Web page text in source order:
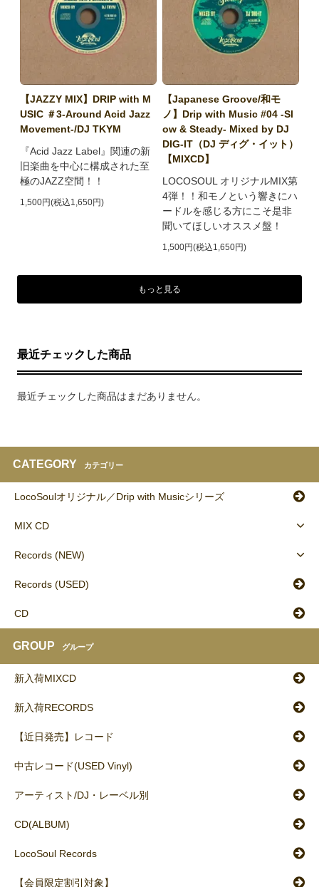
【JAZZY MIX】DRIP with M
USIC ＃3-Around Acid Jazz
Movement-/DJ TKYM
『Acid Jazz Label』関連の新
旧楽曲を中心に構成された至
極のJAZZ空間！！
1,500円(税込1,650円)
【Japanese Groove/和モ
ノ】Drip with Music #04 -Sl
ow & Steady- Mixed by DJ
DIG-IT（DJ ディグ・イット）
【MIXCD】
LOCOSOUL オリジナルMIX第
4弾！！和モノという響きにハ
ードルを感じる方にこそ是非
聞いてほしいオススメ盤！
1,500円(税込1,650円)
もっと見る
最近チェックした商品
最近チェックした商品はまだありません。
CATEGORY カテゴリー
LocoSoulオリジナル／Drip with Musicシリーズ
MIX CD
Records (NEW)
Records (USED)
CD
GROUP グループ
新入荷MIXCD
新入荷RECORDS
【近日発売】レコード
中古レコード(USED Vinyl)
アーティスト/DJ・レーベル別
CD(ALBUM)
LocoSoul Records
【会員限定割引対象】